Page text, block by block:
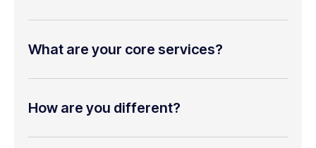
What are your core services?
How are you different?